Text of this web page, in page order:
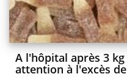
A l'hôpital après 3
attention à l'excès